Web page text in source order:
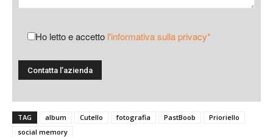
Ho letto e accetto l'informativa sulla privacy*
TAG album Cutello fotografia PastBoob
Prioriello
social memory